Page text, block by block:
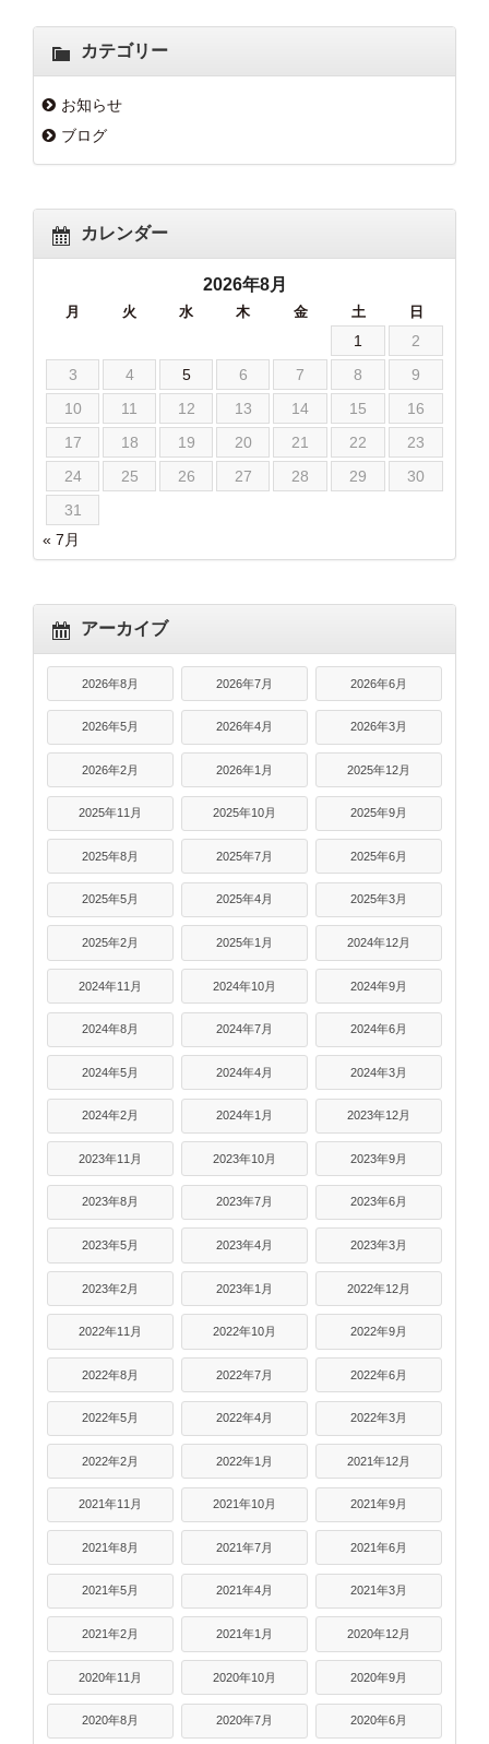
カテゴリー
お知らせ
ブログ
カレンダー
2026年8月
月 火 水 木 金 土 日
1
2
3
4 5 6 7 8
9
10
11 12 13 14 15
16
17
18 19 20 21 22
23
24
25 26 27 28 29
30
31
« 7月
アーカイブ
2026年8月 2026年7月 2026年6月
2026年5月 2026年4月 2026年3月
2026年2月 2026年1月 2025年12月
2025年11月 2025年10月 2025年9月
2025年8月 2025年7月 2025年6月
2025年5月 2025年4月 2025年3月
2025年2月 2025年1月 2024年12月
2024年11月 2024年10月 2024年9月
2024年8月 2024年7月 2024年6月
2024年5月 2024年4月 2024年3月
2024年2月 2024年1月 2023年12月
2023年11月 2023年10月 2023年9月
2023年8月 2023年7月 2023年6月
2023年5月 2023年4月 2023年3月
2023年2月 2023年1月 2022年12月
2022年11月 2022年10月 2022年9月
2022年8月 2022年7月 2022年6月
2022年5月 2022年4月 2022年3月
2022年2月 2022年1月 2021年12月
2021年11月 2021年10月 2021年9月
2021年8月 2021年7月 2021年6月
2021年5月 2021年4月 2021年3月
2021年2月 2021年1月 2020年12月
2020年11月 2020年10月 2020年9月
2020年8月 2020年7月 2020年6月